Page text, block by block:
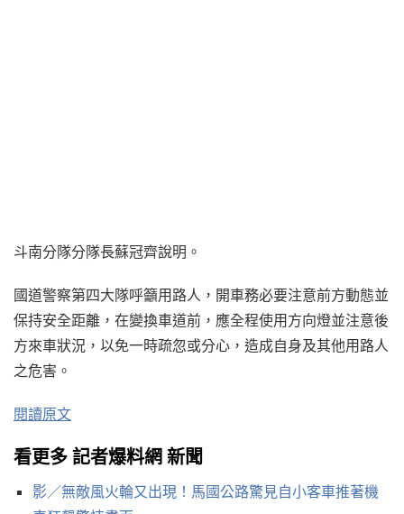
斗南分隊分隊長蘇冠齊說明。
國道警察第四大隊呼籲用路人，開車務必要注意前方動態並
保持安全距離，在變換車道前，應全程使用方向燈並注意後
方來車狀況，以免一時疏忽或分心，造成自身及其他用路人
之危害。
閱讀原文
看更多 記者爆料網 新聞
影／無敵風火輪又出現！馬國公路驚見自小客車推著機